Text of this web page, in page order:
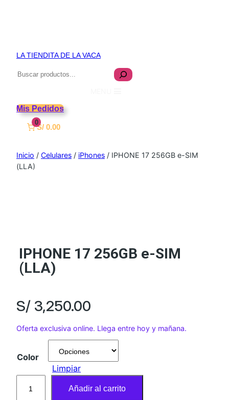
LA TIENDITA DE LA VACA
Buscar
Mis Pedidos
0
S/ 0.00
Inicio / Celulares / iPhones / IPHONE 17 256GB e-SIM
(LLA)
IPHONE 17 256GB e-SIM
(LLA)
S/ 3,250.00
Oferta exclusiva online. Llega entre hoy y mañana.
Color
Limpiar
Añadir al carrito